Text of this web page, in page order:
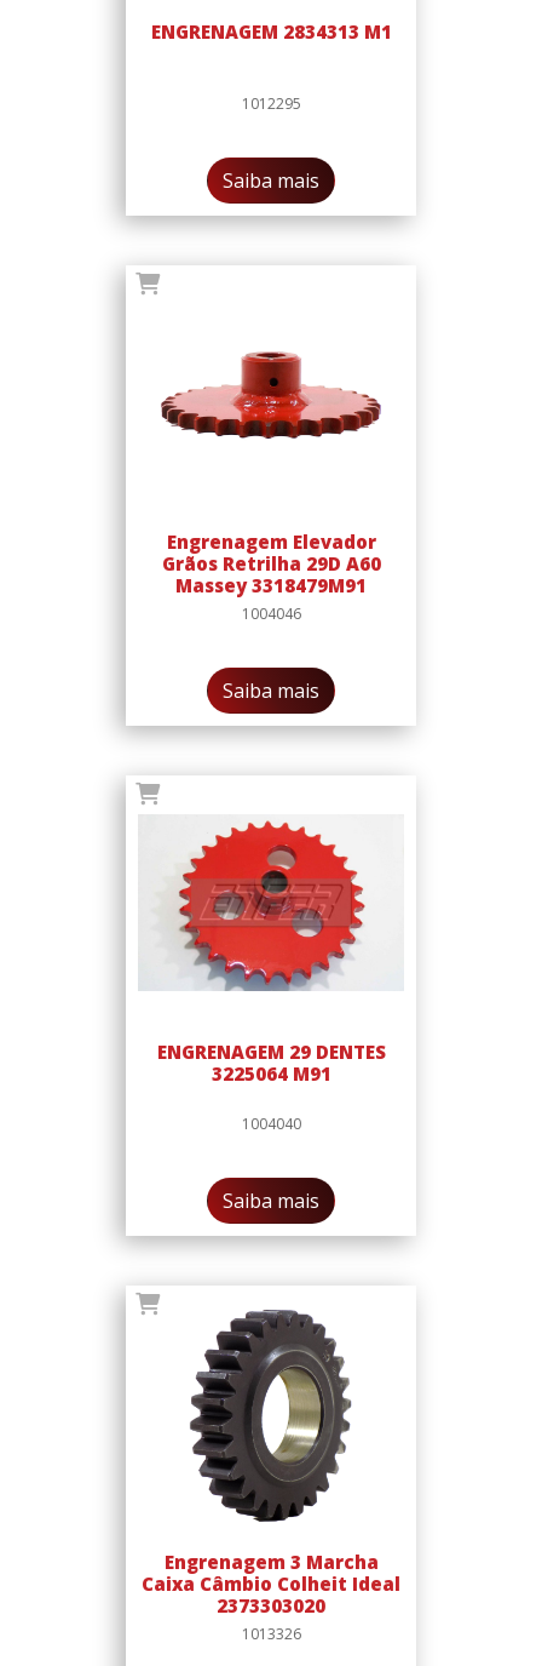
ENGRENAGEM 2834313 M1
1012295
Saiba mais
Engrenagem Elevador
Grãos Retrilha 29D A60
Massey 3318479M91
1004046
Saiba mais
ENGRENAGEM 29 DENTES
3225064 M91
1004040
Saiba mais
Engrenagem 3 Marcha
Caixa Câmbio Colheit Ideal
2373303020
1013326